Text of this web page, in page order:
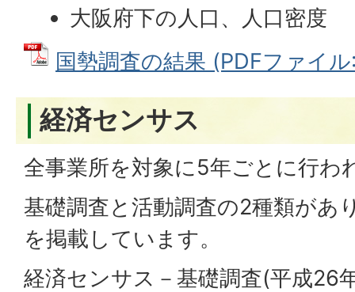
大阪府下の人口、人口密度
国勢調査の結果 (PDFファイ
経済センサス
全事業所を対象に5年ごとに行わ
基礎調査と活動調査の2種類があ
を掲載しています。
経済センサス－基礎調査(平成26